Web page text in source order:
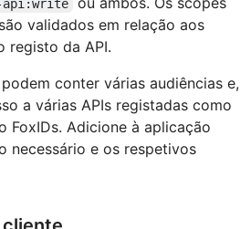
api:write
validados em relação aos
registo da API.
conter várias audiências e,
a várias APIs registadas como
FoxIDs. Adicione à aplicação
necessário e os respetivos